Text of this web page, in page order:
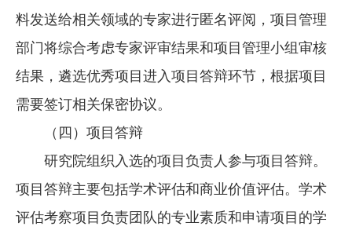
料发送给相关领域的专家进行匿名评阅，项目管理
部门将综合考虑专家评审结果和项目管理小组审核
结果，遴选优秀项目进入项目答辩环节，根据项目
需要签订相关保密协议。
（四）项目答辩
研究院组织入选的项目负责人参与项目答辩。
项目答辩主要包括学术评估和商业价值评估。学术
评估考察项目负责团队的专业素质和申请项目的学